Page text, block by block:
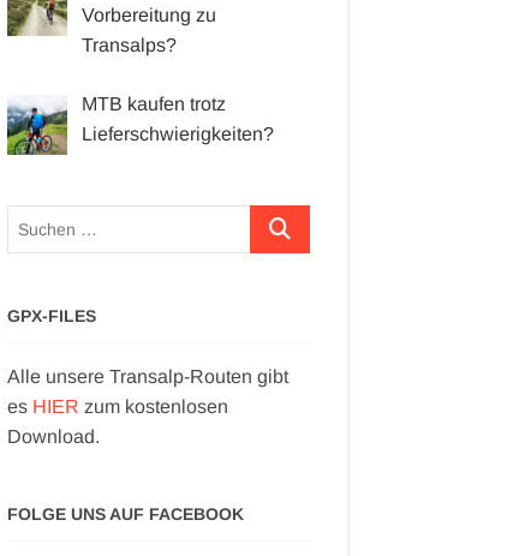
Vorbereitung zu
Transalps?
MTB kaufen trotz
Lieferschwierigkeiten?
Suchen …
GPX-FILES
Alle unsere Transalp-Routen gibt
es HIER zum kostenlosen
Download.
FOLGE UNS AUF FACEBOOK